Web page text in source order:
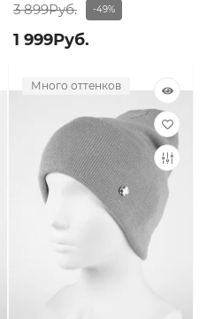
3 899Руб. -49%
1 999Руб.
Много оттенков